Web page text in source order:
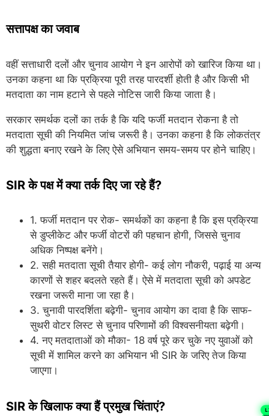
सत्तापक्ष का जवाब
वहीं सत्ताधारी दलों और चुनाव आयोग ने इन आरोपों को खारिज किया था।
उनका कहना था कि प्रक्रिया पूरी तरह पारदर्शी होती है और किसी भी
मतदाता का नाम हटाने से पहले नोटिस जारी किया जाता है।
सरकार समर्थक दलों का तर्क है कि यदि फर्जी मतदान रोकना है तो
मतदाता सूची की नियमित जांच जरूरी है। उनका कहना है कि लोकतंत्र
की शुद्धता बनाए रखने के लिए ऐसे अभियान समय-समय पर होने चाहिए।
SIR के पक्ष में क्या तर्क दिए जा रहे हैं?
1. फर्जी मतदान पर रोक- समर्थकों का कहना है कि इस प्रक्रिया
से डुप्लीकेट और फर्जी वोटरों की पहचान होगी, जिससे चुनाव
अधिक निष्पक्ष बनेंगे।
2. सही मतदाता सूची तैयार होगी- कई लोग नौकरी, पढ़ाई या अन्य
कारणों से शहर बदलते रहते हैं। ऐसे में मतदाता सूची को अपडेट
रखना जरूरी माना जा रहा है।
3. चुनावी पारदर्शिता बढ़ेगी- चुनाव आयोग का दावा है कि साफ-
सुथरी वोटर लिस्ट से चुनाव परिणामों की विश्वसनीयता बढ़ेगी।
4. नए मतदाताओं को मौका- 18 वर्ष पूरे कर चुके नए युवाओं को
सूची में शामिल करने का अभियान भी SIR के जरिए तेज किया
जाएगा।
SIR के खिलाफ क्या हैं प्रमुख चिंताएं?